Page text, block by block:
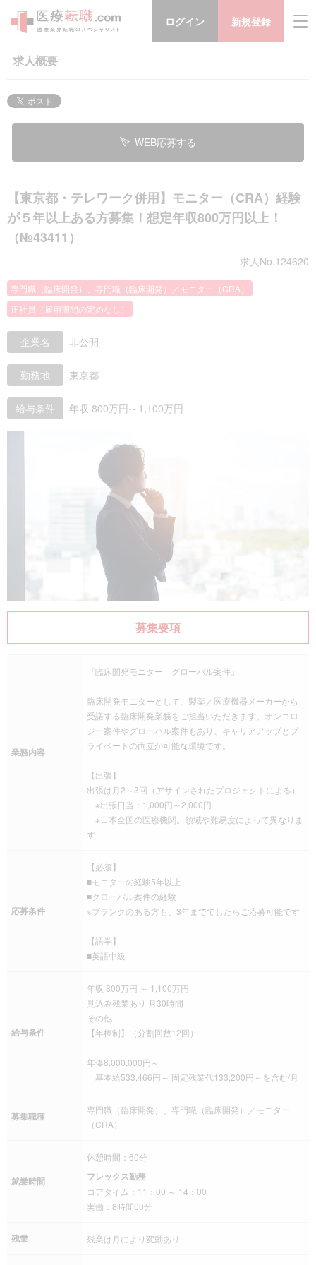
ログイン 新規登録
求人概要
WEB応募する
【東京都・テレワーク併用】モニター（CRA）経験
が５年以上ある方募集！想定年収800万円以上！
（№43411）
求人No.124620
専門職（臨床開発）、専門職（臨床開発）／モニター（CRA）
正社員（雇用期間の定めなし）
企業名 非公開
勤務地 東京都
給与条件 年収 800万円～1,100万円
募集要項
業務内容
『臨床開発モニター グローバル案件』
臨床開発モニターとして、製薬／医療機器メーカーから
受諾する臨床開発業務をご担当いただきます。オンコロ
ジー案件やグローバル案件もあり、キャリアアップとプ
ライベートの両立が可能な環境です。
【出張】
出張は月2～3回（アサインされたプロジェクトによる）
※出張日当：1,000円～2,000円
※日本全国の医療機関。領域や難易度によって異なりま
す
応募条件
【必須】
■モニターの経験5年以上
■グローバル案件の経験
※ブランクのある方も、3年まででしたらご応募可能です
【語学】
■英語中級
給与条件
年収 800万円 ～ 1,100万円
見込み残業あり 月30時間
その他
【年棒制】（分割回数12回）
年俸8,000,000円～
基本給533,466円～ 固定残業代133,200円～を含む/月
募集職種
専門職（臨床開発）、専門職（臨床開発）／モニター
（CRA）
就業時間
休憩時間：60分
フレックス勤務
コアタイム：11：00 ～ 14：00
実働：8時間00分
残業 残業は月により変動あり